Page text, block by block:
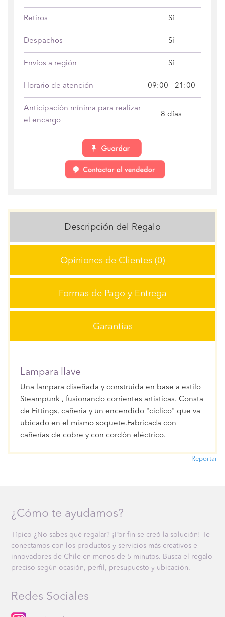
Retiros Sí
Despachos Sí
Envíos a región Sí
Horario de atención 09:00 - 21:00
Anticipación mínima para realizar
el encargo
8 días
Descripción del Regalo
Opiniones de Clientes (0)
Formas de Pago y Entrega
Garantías
Lampara llave
Una lampara diseñada y construida en base a estilo
Steampunk , fusionando corrientes artisticas. Consta
de Fittings, cañeria y un encendido "ciclico" que va
ubicado en el mismo soquete.Fabricada con
cañerías de cobre y con cordón eléctrico.
Reportar
¿Cómo te ayudamos?
Típico ¿No sabes qué regalar? ¡Por fin se creó la solución! Te
conectamos con los productos y servicios más creativos e
innovadores de Chile en menos de 5 minutos. Busca el regalo
preciso según ocasión, perfil, presupuesto y ubicación.
Redes Sociales